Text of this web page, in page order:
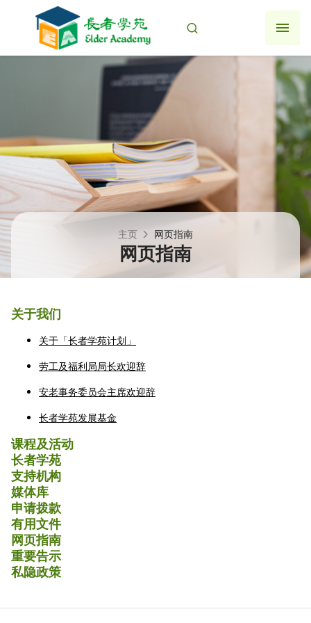
要
主页 网页指南
网页指南
关于我们
关于「长者学苑计划」
劳工及福利局局长欢迎辞
安老事务委员会主席欢迎辞
长者学苑发展基金
课程及活动
长者学苑
支持机构
媒体库
申请拨款
有用文件
网页指南
重要告示
私隐政策